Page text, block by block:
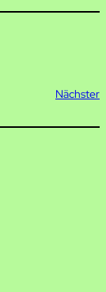
Nächster